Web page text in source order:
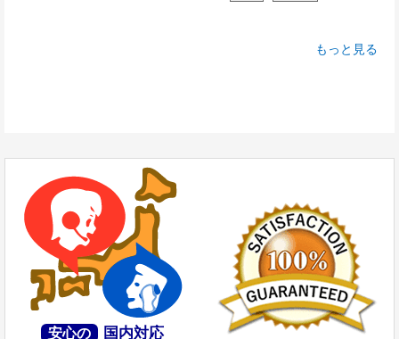
もっと見る
安心の 国内対応